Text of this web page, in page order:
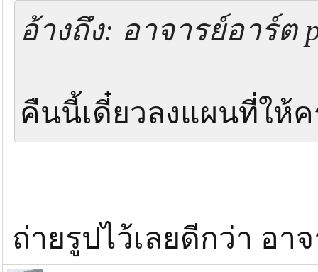
แล้วพ่อดำด๊อดคอมพ์ละเงียบไปเลย คงห
อ้างถึง: อาจารย์อาร์ต
คืนนี้เดี๋ยวลงแผนที่ให้ค
ถ่ายรูปไว้เลยดีกว่า อา